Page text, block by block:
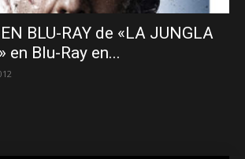
BLU-RAY de «LA JUNGLA
en Blu-Ray en...